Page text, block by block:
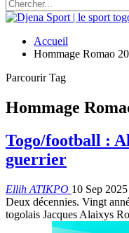
Accueil
Hommage Romao
Parcourir Tag
Hommage
Togo/football :
guerrier
Ellih ATIKPO 10 Sep 2025
Deux décennies. Vingt
togolais Jacques Alaixys